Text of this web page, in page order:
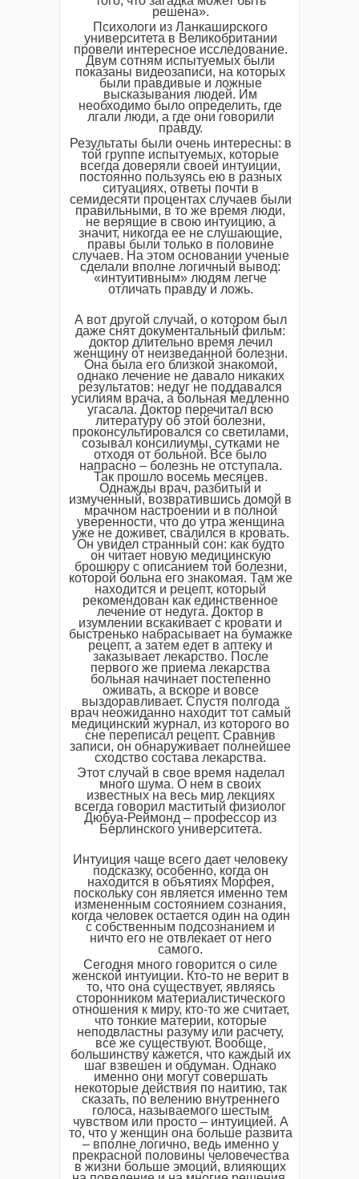
решена».
Психологи из Ланкаширского
университета в Великобритании
провели интересное исследование.
Двум сотням испытуемых были
показаны видеозаписи, на которых
были правдивые и ложные
высказывания людей. Им
необходимо было определить, где
лгали люди, а где они говорили
правду.
Результаты были очень интересны: в
той группе испытуемых, которые
всегда доверяли своей интуиции,
постоянно пользуясь ею в разных
ситуациях, ответы почти в
семидесяти процентах случаев были
правильными, в то же время люди,
не верящие в свою интуицию, а
значит, никогда ее не слушающие,
правы были только в половине
случаев. На этом основании ученые
сделали вполне логичный вывод:
«интуитивным» людям легче
отличать правду и ложь.
А вот другой случай, о котором был
даже снят документальный фильм:
доктор длительно время лечил
женщину от неизведанной болезни.
Она была его близкой знакомой,
однако лечение не давало никаких
результатов: недуг не поддавался
усилиям врача, а больная медленно
угасала. Доктор перечитал всю
литературу об этой болезни,
проконсультировался со светилами,
созывал консилиумы, сутками не
отходя от больной. Все было
напрасно – болезнь не отступала.
Так прошло восемь месяцев.
Однажды врач, разбитый и
измученный, возвратившись домой в
мрачном настроении и в полной
уверенности, что до утра женщина
уже не доживет, свалился в кровать.
Он увидел странный сон: как будто
он читает новую медицинскую
брошюру с описанием той болезни,
которой больна его знакомая. Там же
находится и рецепт, который
рекомендован как единственное
лечение от недуга. Доктор в
изумлении вскакивает с кровати и
быстренько набрасывает на бумажке
рецепт, а затем едет в аптеку и
заказывает лекарство. После
первого же приема лекарства
больная начинает постепенно
оживать, а вскоре и вовсе
выздоравливает. Спустя полгода
врач неожиданно находит тот самый
медицинский журнал, из которого во
сне переписал рецепт. Сравнив
записи, он обнаруживает полнейшее
сходство состава лекарства.
Этот случай в свое время наделал
много шума. О нем в своих
известных на весь мир лекциях
всегда говорил маститый физиолог
Дюбуа-Реймонд – профессор из
Берлинского университета.
Интуиция чаще всего дает человеку
подсказку, особенно, когда он
находится в объятиях Морфея,
поскольку сон является именно тем
измененным состоянием сознания,
когда человек остается один на один
с собственным подсознанием и
ничто его не отвлекает от него
самого.
Сегодня много говорится о силе
женской интуиции. Кто-то не верит в
то, что она существует, являясь
сторонником материалистического
отношения к миру, кто-то же считает,
что тонкие материи, которые
неподвластны разуму или расчету,
все же существуют. Вообще,
большинству кажется, что каждый их
шаг взвешен и обдуман. Однако
именно они могут совершать
некоторые действия по наитию, так
сказать, по велению внутреннего
голоса, называемого шестым
чувством или просто – интуицией. А
то, что у женщин она больше развита
– вполне логично, ведь именно у
прекрасной половины человечества
в жизни больше эмоций, влияющих